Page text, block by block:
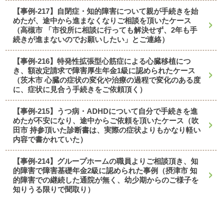
【事例-217】自閉症・知的障害について親が手続きを始
めたが、途中から進まなくなりご相談を頂いたケース
（高槻市 「市役所に相談に行っても解決せず、2年も手
続きが進まないのでお願いしたい」とご連絡）
【事例-216】特発性拡張型心筋症による心臓移植につ
き、額改定請求で障害厚生年金1級に認められたケース
（茨木市 心臓の症状の変化や治療の過程で変化のある度
に、症状に見合う手続きをご依頼頂く）
【事例-215】うつ病・ADHDについて自分で手続きを進
めたが不安になり、途中からご依頼を頂いたケース（吹
田市 持参頂いた診断書は、実際の症状よりもかなり軽い
内容で書かれていた）
【事例-214】グループホームの職員よりご相談頂き、知
的障害で障害基礎年金2級に認められた事例（摂津市 知
的障害での継続した通院が無く、幼少期からのご様子を
知りうる限りで聞取り）